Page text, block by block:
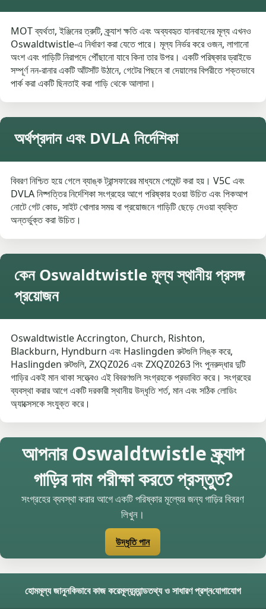
MOT ব্যর্থতা, ইঞ্জিনের ত্রুটি, ক্র্যাশ ক্ষতি এবং অব্যবহৃত যানবাহনের মূল্য এখনও
Oswaldtwistle-এ নির্ধারণ করা যেতে পারে। মূল্য নির্ভর করে ওজন, লাগানো
অংশ এবং গাড়িটি নিরাপদে পৌঁছানো যাবে কিনা তার উপর। একটি পরিষ্কার ড্রাইভে
সম্পূর্ণ নন-রানার একটি আঁটসাঁট উঠানে, গেটের পিছনে বা দেয়ালের বিপরীতে শক্তভাবে
পার্ক করা একটি ছিনতাই করা গাড়ি থেকে আলাদা।
অর্থপ্রদান এবং DVLA নির্দেশিকা
বিবরণ নিশ্চিত হয়ে গেলে ব্যাঙ্ক ট্রান্সফারের মাধ্যমে পেমেন্ট করা হয়। V5C এবং
DVLA নিষ্পত্তির নির্দেশিকা সংগ্রহের আগে পরিষ্কার হওয়া উচিত এবং পিকআপ
নোটে গেট কোড, সাইট খোলার সময় বা প্রয়োজনে গাড়িটি ছেড়ে দেওয়া ব্যক্তি
অন্তর্ভুক্ত করা উচিত।
কেন Oswaldtwistle মূল্য স্থানীয় প্রসঙ্গ
প্রয়োজন
Oswaldtwistle Accrington, Church, Rishton,
Blackburn, Hyndburn এবং Haslingden রুটগুলি লিঙ্ক করে,
Haslingden রুটগুলি, ZXQZ026 এবং ZXQZ0263 পিং পুনরুদ্ধার দুটি
গাড়ির একই মান থাকা সত্ত্বেও এই বিবরণগুলি সংগ্রহকে প্রভাবিত করে। সংগ্রহের
ব্যবস্থা করার আগে একটি দরকারী স্থানীয় উদ্ধৃতি শর্ত, মান এবং সঠিক লোডিং
অ্যাক্সেসকে সংযুক্ত করে।
আপনার Oswaldtwistle স্ক্র্যাপ
গাড়ির দাম পরীক্ষা করতে প্রস্তুত?
সংগ্রহের ব্যবস্থা করার আগে একটি পরিষ্কার মূল্যের জন্য গাড়ির বিবরণ
লিখুন।
উদ্ধৃতি পান
হোমমূল্য জানুনকিভাবে কাজ করেমূল্যব্র্যান্ডতথ্য ও সাধারণ প্রশ্নযোগাযোগ